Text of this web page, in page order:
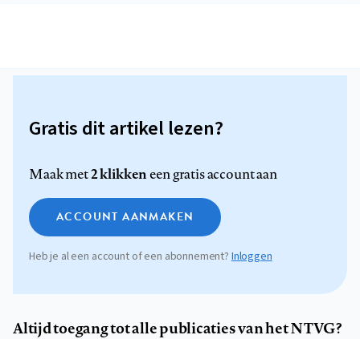
Gratis dit artikel lezen?
Maak met2 klikkeneen gratis account aan
ACCOUNT AANMAKEN
Heb je al een account of een abonnement? Inloggen
Altijd toegang tot alle publicaties van het NTVG?